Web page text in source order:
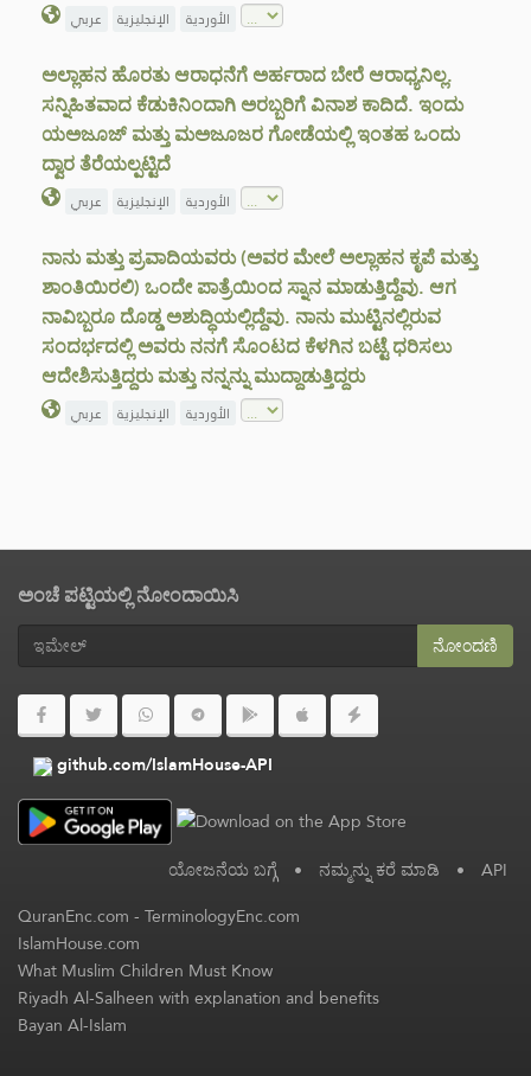
عربي الإنجليزية الأوردية
ಅಲ್ಲಾಹನ ಹೊರತು ಆರಾಧನೆಗೆ ಅರ್ಹರಾದ ಬೇರೆ ಆರಾಧ್ಯನಿಲ್ಲ.
ಸನ್ನಿಹಿತವಾದ ಕೆಡುಕಿನಿಂದಾಗಿ ಅರಬ್ಬರಿಗೆ ವಿನಾಶ ಕಾದಿದೆ. ಇಂದು
ಯಅಜೂಜ್ ಮತ್ತು ಮಅಜೂಜರ ಗೋಡೆಯಲ್ಲಿ ಇಂತಹ ಒಂದು
ದ್ವಾರ ತೆರೆಯಲ್ಪಟ್ಟಿದೆ
عربي الإنجليزية الأوردية
ನಾನು ಮತ್ತು ಪ್ರವಾದಿಯವರು (ಅವರ ಮೇಲೆ ಅಲ್ಲಾಹನ ಕೃಪೆ ಮತ್ತು
ಶಾಂತಿಯಿರಲಿ) ಒಂದೇ ಪಾತ್ರೆಯಿಂದ ಸ್ನಾನ ಮಾಡುತ್ತಿದ್ದೆವು. ಆಗ
ನಾವಿಬ್ಬರೂ ದೊಡ್ಡ ಅಶುದ್ಧಿಯಲ್ಲಿದ್ದೆವು. ನಾನು ಮುಟ್ಟಿನಲ್ಲಿರುವ
ಸಂದರ್ಭದಲ್ಲಿ ಅವರು ನನಗೆ ಸೊಂಟದ ಕೆಳಗಿನ ಬಟ್ಟೆ ಧರಿಸಲು
ಆದೇಶಿಸುತ್ತಿದ್ದರು ಮತ್ತು ನನ್ನನ್ನು ಮುದ್ದಾಡುತ್ತಿದ್ದರು
عربي الإنجليزية الأوردية
ಅಂಚೆ ಪಟ್ಟಿಯಲ್ಲಿ ನೋಂದಾಯಿಸಿ
ನೋಂದಣಿ
github.com/IslamHouse-API
ಯೋಜನೆಯ ಬಗ್ಗೆ • ನಮ್ಮನ್ನು ಕರೆ ಮಾಡಿ • API
QuranEnc.com-TerminologyEnc.com
IslamHouse.com
What Muslim Children Must Know
Riyadh Al-Salheen with explanation and benefits
Bayan Al-Islam